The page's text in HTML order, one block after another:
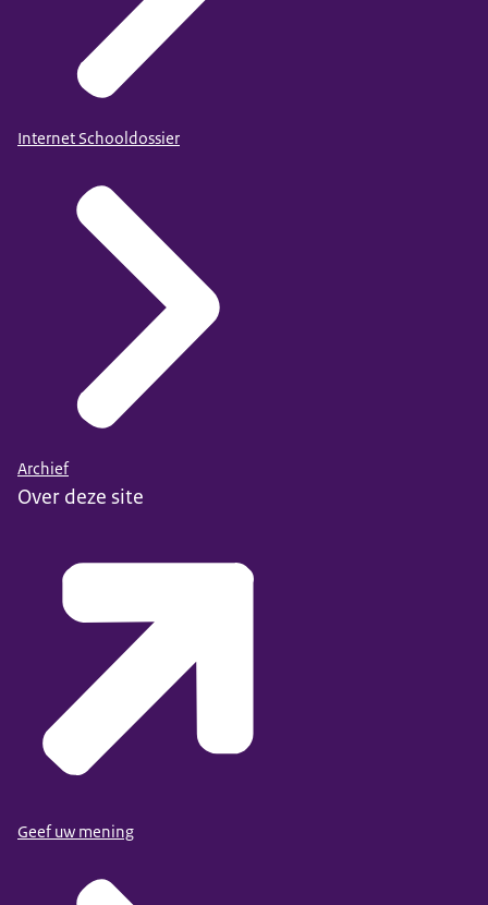
Internet Schooldossier
Archief
Over deze site
Geef uw mening